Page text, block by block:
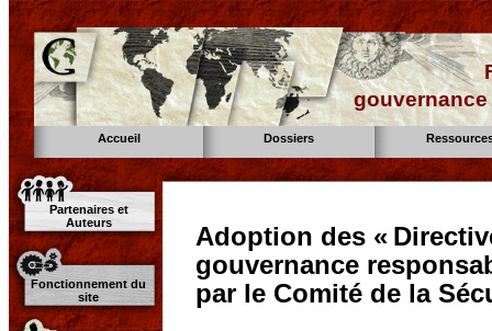
Accueil Dossiers
Partenaires et
Auteurs
Fonctionnement du
site
Adoption des «
gouvernance
par le Comité de la